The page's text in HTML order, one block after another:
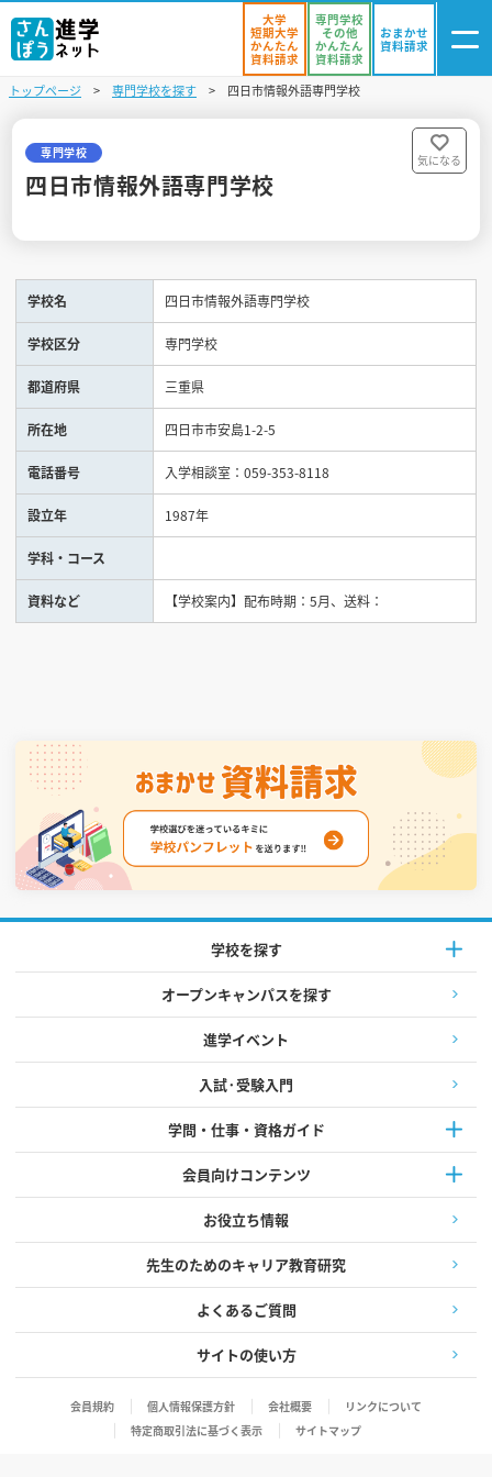
資料リスト
進学イベント
入試・受験入門
お役立ち情報
アンケートフォーム（学校用）
大学
短期大学
かんたん
資料請求
専門学校
その他
かんたん
資料請求
おまかせ
資料請求
トップページ 専門学校を探す 四日市情報外語専門学校
専門学校
四日市情報外語専門学校
気になる
学校名 四日市情報外語専門学校
学校区分 専門学校
都道府県 三重県
所在地 四日市市安島1-2-5
電話番号 入学相談室：059-353-8118
設立年 1987年
学科・コース
資料など 【学校案内】配布時期：5月、送料：
学校を探す
オープンキャンパスを探す
進学イベント
入試·受験入門
学問・仕事・資格ガイド
会員向けコンテンツ
お役立ち情報
先生のためのキャリア教育研究
よくあるご質問
サイトの使い方
会員規約 個人情報保護方針 会社概要
リンクについて
特定商取引法に基づく表示
サイトマップ